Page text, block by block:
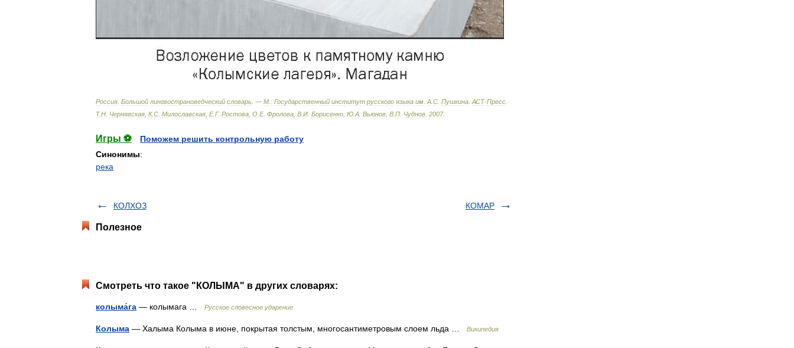
Россия Большой лингвострановедческий словарь . — М : Государственный институт русского языка им А С Пушкина АСТ-Пресс
Т.Н Чернявская К.С Милославская Е.Г. Ростова О Е. Фролова В И Борисенко Ю А Вьюнов В П Чуднов 2007.
Игры ⚽
Поможем решить контрольную работу
Синонимы:
река
КОЛХОЗ КОМАР
Полезное
Смотреть что такое "КОЛЫМА" в других словарях:
колыма́га — колымага … Русское словесное ударение
Колыма — Халыма Колыма в июне, покрытая толстым, многосантиметровым слоем льда … Википедия